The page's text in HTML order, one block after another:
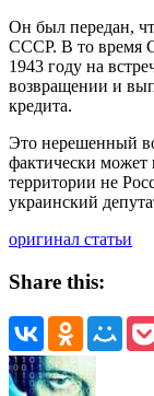
Он был передан,
СССР. В то время
1943 году на
возвращении и
кредита.
Это нерешенный
фактически может
территории не
украинский
оригинал статьи
Share this: